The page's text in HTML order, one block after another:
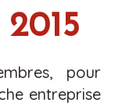
pour
entreprise